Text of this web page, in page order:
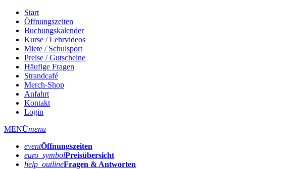
Start
Öffnungszeiten
Buchungskalender
Kurse / Lehrvideos
Miete / Schulsport
Preise / Gutscheine
Häufige Fragen
Strandcafé
Merch-Shop
Anfahrt
Kontakt
Login
MENÜmenu
eventÖffnungs­zeiten
euro_symbolPreis­übersicht
help_outlineFragen & Antworten